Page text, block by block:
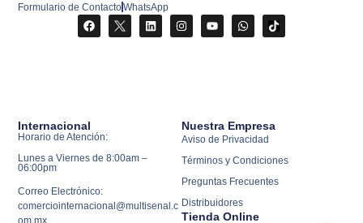
Nuestra Empresa
Aviso de Privacidad
Términos y Condiciones
Preguntas Frecuentes
Distribuidores
Tienda Online
Internacional
Horario de Atención:
Lunes a Viernes de 8:00am –
06:00pm
Correo Electrónico:
comerciointernacional@multisenal.c
Formulario de ContactoWhatsApp